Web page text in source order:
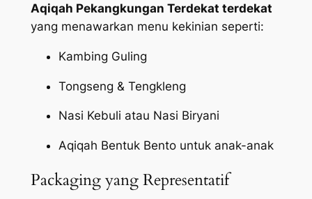
Aqiqah Pekangkungan Terdekat terdekat
yang menawarkan menu kekinian seperti:
Kambing Guling
Tongseng & Tengkleng
Nasi Kebuli atau Nasi Biryani
Aqiqah Bentuk Bento untuk anak-anak
Packaging yang Representatif